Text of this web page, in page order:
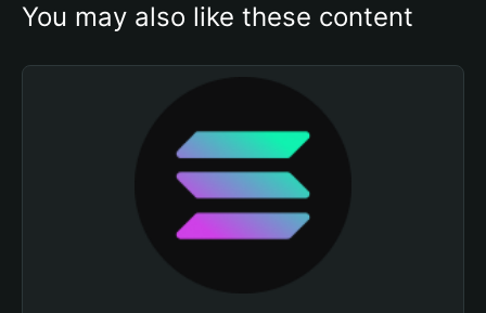
You may also like these content